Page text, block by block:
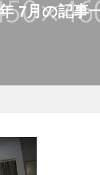
7月の記事